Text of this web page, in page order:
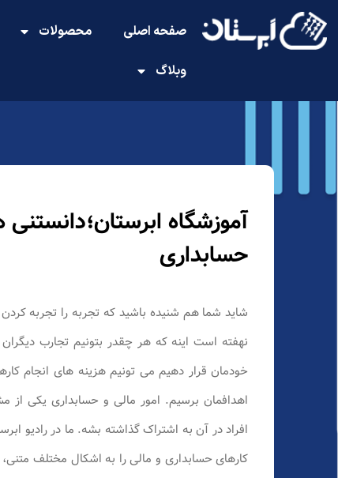
صفحه اصلی محصولات
وبلاگ
آموزشگاه
حسابداری
شاید شما هم شنیده باشید که تجربه را تجربه
نهفته است اینه که هر چقدر بتونیم تجارب دیگران
خودمان قرار دهیم می تونیم هزینه های انجام
اهدافمان برسیم. امور مالی و حسابداری یکی از
افراد در آن به اشتراک گذاشته بشه. ما در رادیو
کارهای حسابداری و مالی را به اشکال مختلف